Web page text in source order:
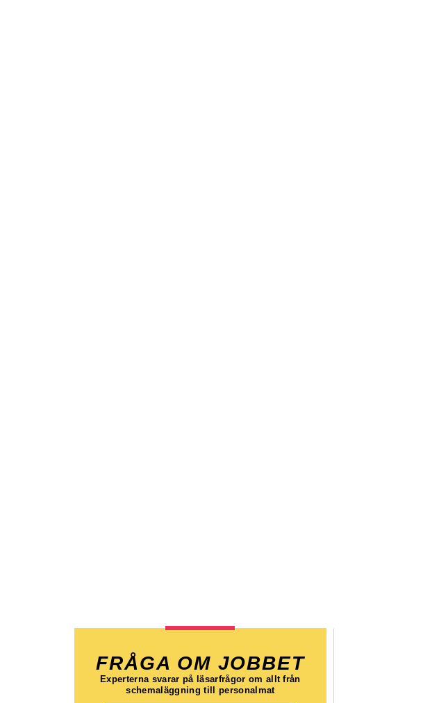
FRÅGA OM JOBBET
Experterna svarar på läsarfrågor om allt från
schemaläggning till personalmat